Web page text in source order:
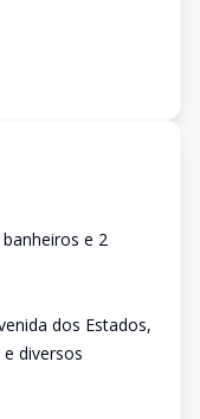
e 2
dos Estados,
diversos